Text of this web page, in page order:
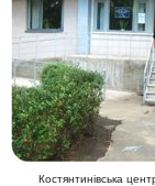
Костянтинівська